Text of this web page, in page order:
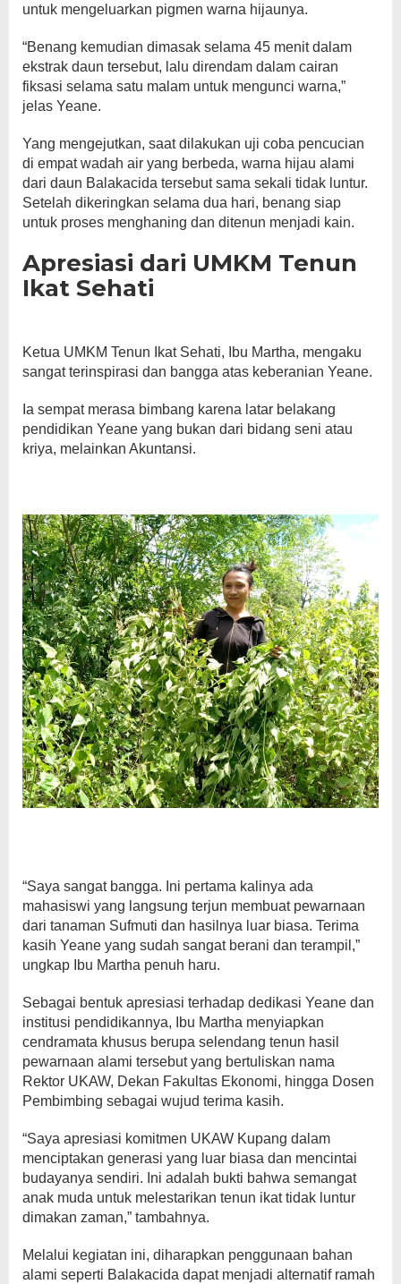
untuk mengeluarkan pigmen warna hijaunya.
“Benang kemudian dimasak selama 45 menit dalam
ekstrak daun tersebut, lalu direndam dalam cairan
fiksasi selama satu malam untuk mengunci warna,”
jelas Yeane.
Yang mengejutkan, saat dilakukan uji coba pencucian
di empat wadah air yang berbeda, warna hijau alami
dari daun Balakacida tersebut sama sekali tidak luntur.
Setelah dikeringkan selama dua hari, benang siap
untuk proses menghaning dan ditenun menjadi kain.
Apresiasi dari UMKM Tenun
Ikat Sehati
Ketua UMKM Tenun Ikat Sehati, Ibu Martha, mengaku
sangat terinspirasi dan bangga atas keberanian Yeane.
Ia sempat merasa bimbang karena latar belakang
pendidikan Yeane yang bukan dari bidang seni atau
kriya, melainkan Akuntansi.
“Saya sangat bangga. Ini pertama kalinya ada
mahasiswi yang langsung terjun membuat pewarnaan
dari tanaman Sufmuti dan hasilnya luar biasa. Terima
kasih Yeane yang sudah sangat berani dan terampil,”
ungkap Ibu Martha penuh haru.
Sebagai bentuk apresiasi terhadap dedikasi Yeane dan
institusi pendidikannya, Ibu Martha menyiapkan
cendramata khusus berupa selendang tenun hasil
pewarnaan alami tersebut yang bertuliskan nama
Rektor UKAW, Dekan Fakultas Ekonomi, hingga Dosen
Pembimbing sebagai wujud terima kasih.
“Saya apresiasi komitmen UKAW Kupang dalam
menciptakan generasi yang luar biasa dan mencintai
budayanya sendiri. Ini adalah bukti bahwa semangat
anak muda untuk melestarikan tenun ikat tidak luntur
dimakan zaman,” tambahnya.
Melalui kegiatan ini, diharapkan penggunaan bahan
alami seperti Balakacida dapat menjadi alternatif ramah